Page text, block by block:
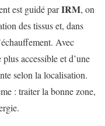
est guidé parIRM, on
des tissus et, dans
Avec
accessible et d’une
selon la localisation.
: traiter la bonne zone,